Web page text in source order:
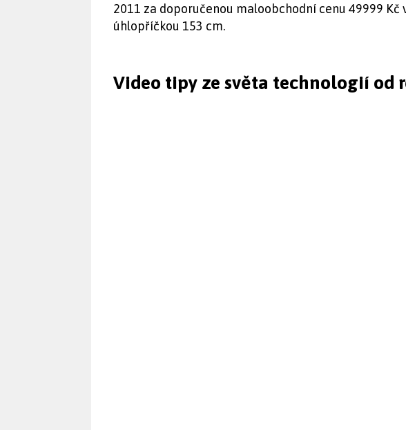
2011 za doporučenou maloobchodní cenu 49999 Kč
úhlopříčkou 153 cm.
Video tipy ze světa technologií od